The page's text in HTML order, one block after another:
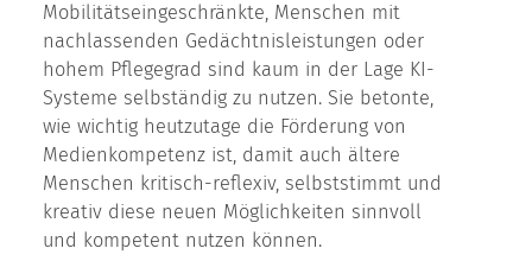
Mobilitätseingeschränkte, Menschen mit
nachlassenden Gedächtnisleistungen oder
hohem Pflegegrad sind kaum in der Lage KI-
Systeme selbständig zu nutzen. Sie betonte,
wie wichtig heutzutage die Förderung von
Medienkompetenz ist, damit auch ältere
Menschen kritisch-reflexiv, selbststimmt und
kreativ diese neuen Möglichkeiten sinnvoll
und kompetent nutzen können.